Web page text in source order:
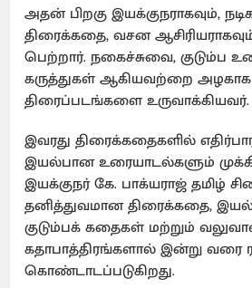
அதன் பிறகு இயக்குநராகவும்,
திரைக்கதை, வசன
பெற்றார். நகைச்சுவை, குடும்ப
கருத்துகள் ஆகியவற்றை
திரைப்படங்களை உருவாக்கியவர்.
இவரது திரைக்கதைகளில்
இயல்பான உரையாடல்களும்
இயக்குநர் கே. பாக்யராஜ் தமிழ்
தனித்துவமான திரைக்கதை,
குடும்பக் கதைகள் மற்றும்
கதாபாத்திரங்களால் இன்று வரை
கொண்டாடப்படுகிறது.